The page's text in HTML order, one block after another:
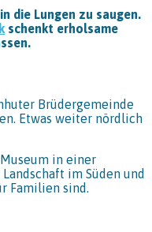
die Lungen zu saugen.
schenkt erholsame
Brüdergemeinde
Etwas weiter nördlich
in einer
im Süden und
Familien sind.